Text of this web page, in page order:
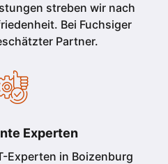
streben wir nach
Bei Fuchsiger
Partner.
Experten
Experten in Boizenburg